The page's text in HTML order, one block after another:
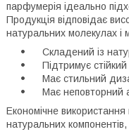
парфумерія ідеально
Продукція відповідає
натуральних молекулах і
Складений із
Підтримує
Має стильний
Має неповторний
Економічне
натуральних